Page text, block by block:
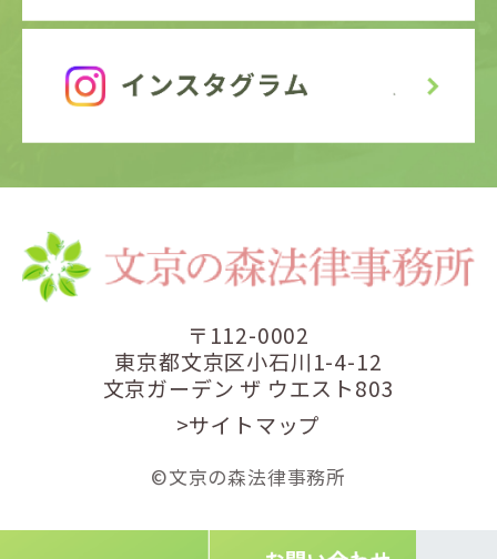
〒112-0002
東京都文京区小石川1-4-12
文京ガーデン ザ ウエスト803
>サイトマップ
©文京の森法律事務所